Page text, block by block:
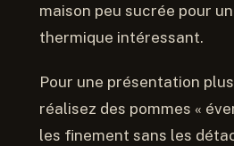
maison peu sucrée pour
thermique intéressant.
Pour une présentation
réalisez des pommes «
les finement sans les